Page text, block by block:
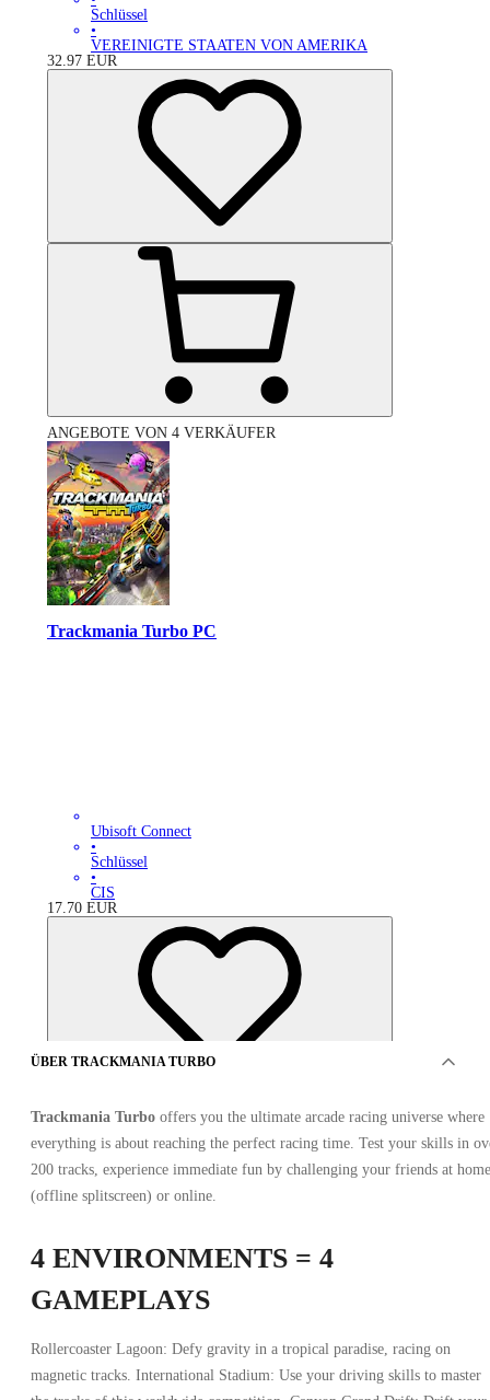
Schlüssel
•
VEREINIGTE STAATEN VON AMERIKA
32.97 EUR
ANGEBOTE VON 4 VERKÄUFER
Trackmania Turbo PC
Ubisoft Connect
•
Schlüssel
•
CIS
17.70 EUR
ÜBER TRACKMANIA TURBO
Trackmania Turbo offers you the ultimate arcade racing universe where
everything is about reaching the perfect racing time. Test your skills in
200 tracks, experience immediate fun by challenging your friends at home
(offline splitscreen) or online.
4 ENVIRONMENTS = 4
GAMEPLAYS
Rollercoaster Lagoon: Defy gravity in a tropical paradise, racing on
magnetic tracks. International Stadium: Use your driving skills to master